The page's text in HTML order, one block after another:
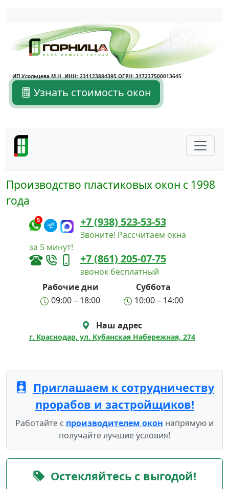
Написать в Max
Написать в Telegram
ИП Усольцева М.Н. ИНН: 231123884395 ОГРН: 317237500013645
Узнать стоимость окон
Производство пластиковых окон с 1998
года
5 +7 (938) 523-53-53
Звоните! Рассчитаем окна
за 5 минут!
+7 (861) 205-07-75
звонок бесплатный
Рабочие дни
Суббота
09:00 – 18:00
10:00 – 14:00
Наш адрес
г. Краснодар, ул. Кубанская Набережная, 274
Приглашаем к сотрудничеству
прорабов и застройщиков!
Работайте с производителем окон напрямую и
получайте лучшие условия!
Остекляйтесь с выгодой!